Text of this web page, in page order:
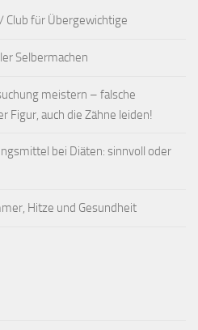
Club für Übergewichtige
Selbermachen
meistern – falsche
Figur, auch die Zähne leiden!
bei Diäten: sinnvoll oder
Hitze und Gesundheit